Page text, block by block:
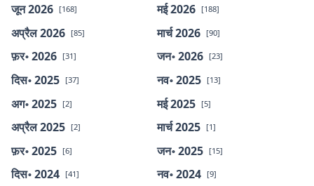
जून 2026 [168] मई 2026 [188]
अप्रैल 2026 [85] मार्च 2026 [90]
फ़र॰ 2026 [31] जन॰ 2026 [23]
दिस॰ 2025 [37] नव॰ 2025 [13]
अग॰ 2025 [2] मई 2025 [5]
अप्रैल 2025 [2] मार्च 2025 [1]
फ़र॰ 2025 [6] जन॰ 2025 [15]
दिस॰ 2024 [41] नव॰ 2024 [9]